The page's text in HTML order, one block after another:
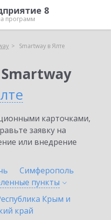
8
программ
Smartway в Ялте
карточками,
заявку на
или внедрение
Симферополь
пункты
Крым и
край